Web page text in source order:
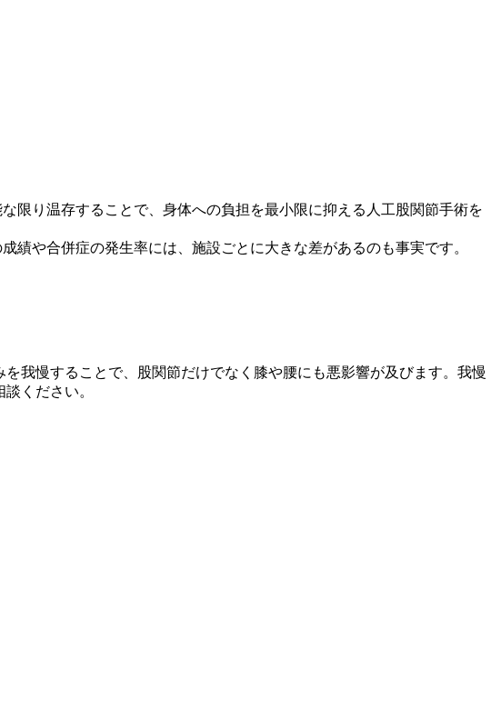
限り温存することで、身体への負担を最小限に抑える人工股関節手術を
績や合併症の発生率には、施設ごとに大きな差があるのも事実です。
我慢することで、股関節だけでなく膝や腰にも悪影響が及びます。我慢
ください。